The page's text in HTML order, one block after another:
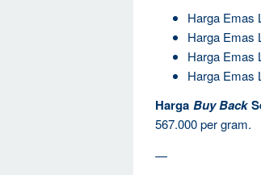
Harga Emas
Harga Emas
Harga Emas
Harga Emas
Harga Buy Back
567.000 per gram.
—